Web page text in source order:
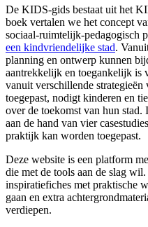
De KIDS-gids bestaat uit het
boek vertalen we het concept
sociaal-ruimtelijk-pedagogisch
een kindvriendelijke stad.
planning en ontwerp kunnen
aantrekkelijk en toegankelijk
vanuit verschillende
toegepast, nodigt kinderen en
over de toekomst van hun
aan de hand van vier
praktijk kan worden toegepast.
Deze website is een platform
die met de tools aan de slag
inspiratiefiches met praktische
gaan en extra
verdiepen.